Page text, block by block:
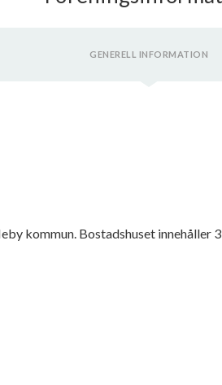
GENERELL INFORMATION
kommun. Bostadshuset innehåller